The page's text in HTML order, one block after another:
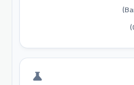
science